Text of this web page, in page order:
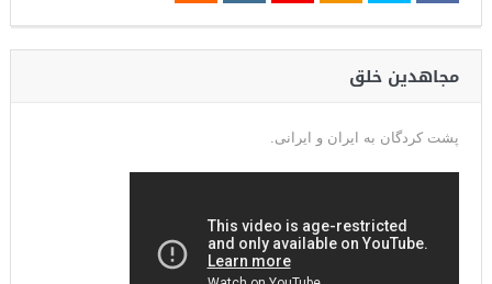
مجاهدین خلق
پشت کردگان به ایران و ایرانی.